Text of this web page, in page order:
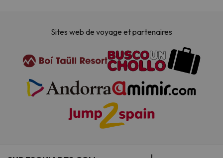
Sites web de voyage et partenaires